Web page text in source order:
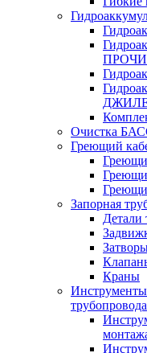
Очистка
Греющий
Запорная
Детали
Краны
трубопровода